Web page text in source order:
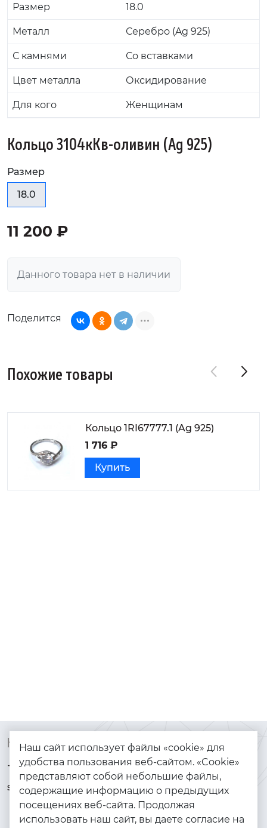
Размер 18.0
Металл Серебро (Ag 925)
С камнями Со вставками
Цвет металла Оксидирование
Для кого Женщинам
Кольцо 3104кКв-оливин (Ag 925)
Размер
18.0
11 200 ₽
Данного товара нет в наличии
Поделится
Похожие товары
Кольцо 1RI67777.1 (Ag 925)
1 716 ₽
Купить
Контакты
+7 (925) 144-64-73
serebryanyye.grani@mail.ru
Каталог
Браслеты
Золото
Серебро
Наш сайт использует файлы «cookie» для
удобства пользования веб-сайтом. «Cookie»
представляют собой небольшие файлы,
содержащие информацию о предыдущих
посещениях веб-сайта. Продолжая
использовать наш сайт, вы даете согласие на